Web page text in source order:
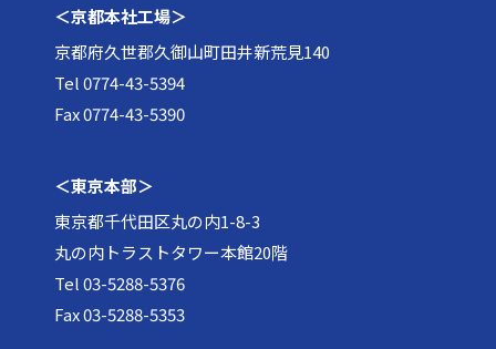
＜京都本社工場＞
京都府久世郡久御山町田井新荒見140
Tel 0774-43-5394
Fax 0774-43-5390
＜東京本部＞
東京都千代田区丸の内1-8-3
丸の内トラストタワー本館20階
Tel 03-5288-5376
Fax 03-5288-5353